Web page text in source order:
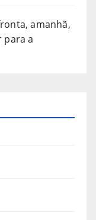
amanhã,
para a